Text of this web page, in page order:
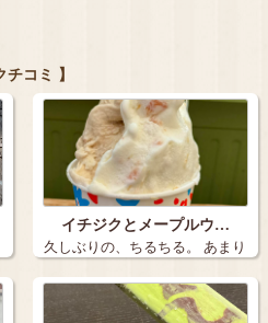
コミ 】
イチジクとメープルウ…
久しぶりの、ちるちる。 あまり
の暑さに…